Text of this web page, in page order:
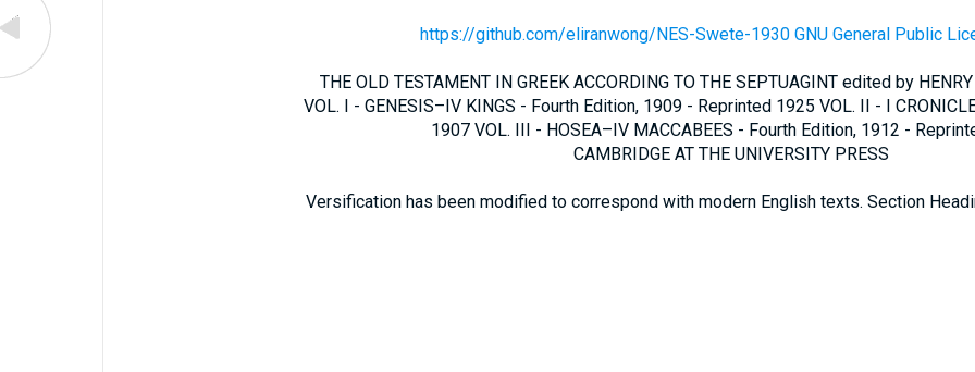
https://github.com/eliranwong/NES-Swete-1930 GNU General Public
THE OLD TESTAMENT IN GREEK ACCORDING TO THE SEPTUAGINT edited by HENRY
VOL. I - GENESIS–IV KINGS - Fourth Edition, 1909 - Reprinted 1925 VOL. II - I
1907 VOL. III - HOSEA–IV MACCABEES - Fourth Edition, 1912 -
CAMBRIDGE AT THE UNIVERSITY PRESS
Versification has been modified to correspond with modern English texts. Section